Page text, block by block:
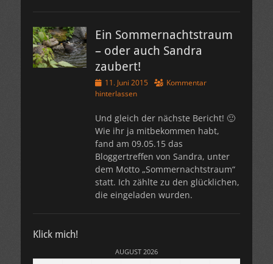
Ein Sommernachtstraum
– oder auch Sandra
zaubert!
Veröffentlicht
am
11. Juni 2015
Kommentar
hinterlassen
Und gleich der nächste Bericht! 🙂
Wie ihr ja mitbekommen habt,
fand am 09.05.15 das
Bloggertreffen von Sandra, unter
dem Motto „Sommernachtstraum“
statt. Ich zählte zu den glücklichen,
die eingeladen wurden.
Klick mich!
AUGUST 2026